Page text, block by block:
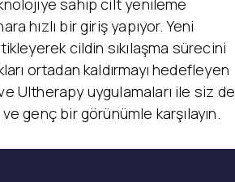
sahip cilt yenileme
hızlı bir giriş yapıyor. Yeni
cildin sıkılaşma sürecini
ortadan kaldırmayı hedefleyen
Ultherapy uygulamaları ile siz de
ve genç bir görünümle karşılayın.